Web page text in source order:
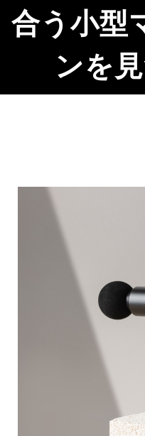
合う小型
ンを